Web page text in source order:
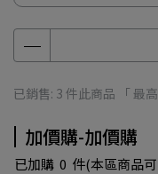
已銷售: 3 件此商品 「 最
加價購-加價購
已加購 0 件(本區商品